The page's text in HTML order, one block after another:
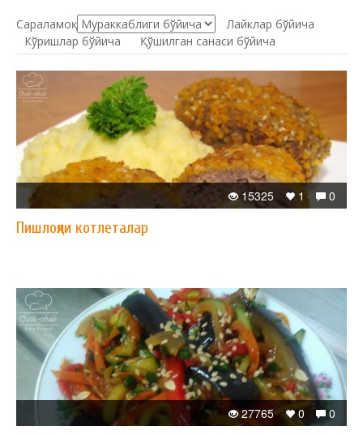
Сараламоқ:
Лайклар бўйича
Кўришлар бўйича
Қўшилган санаси бўйича
0
1
15325
Пишлоқли котлеталар
0
0
27765